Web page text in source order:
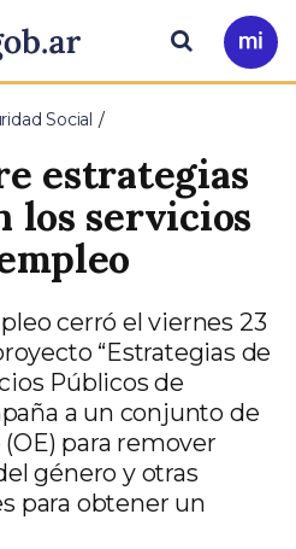
Ir
a
Buscar
Social
estrategias
los servicios
cerró el viernes 23
“Estrategias de
Públicos de
a un conjunto de
para remover
género y otras
para obtener un